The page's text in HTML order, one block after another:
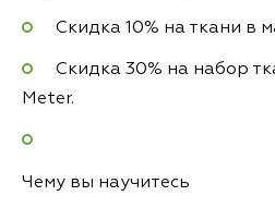
Скидка 10% на ткани в
Скидка 30% на набор
Meter.
Чему вы научитесь